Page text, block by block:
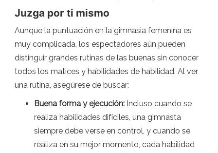
Juzga por ti mismo
Aunque la puntuación en la gimnasia femenina es
muy complicada, los espectadores aún pueden
distinguir grandes rutinas de las buenas sin conocer
todos los matices y habilidades de habilidad. Al ver
una rutina, asegúrese de buscar:
Buena forma y ejecución: Incluso cuando se
realiza habilidades difíciles, una gimnasta
siempre debe verse en control, y cuando se
realiza en su mejor momento, cada habilidad